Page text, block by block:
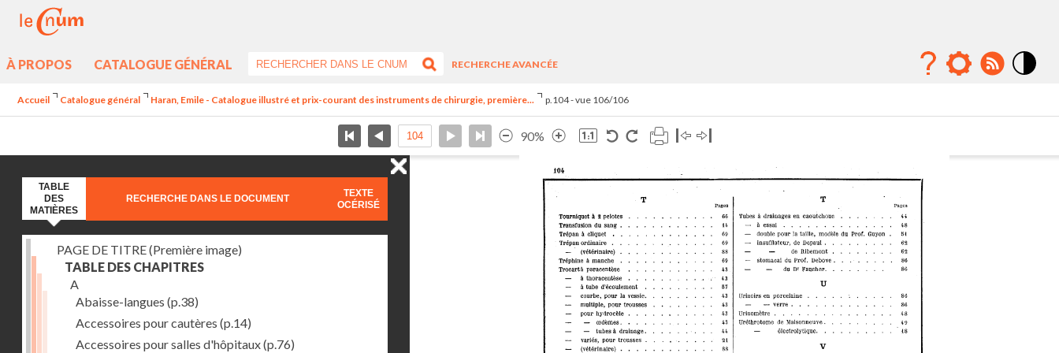
À PROPOS CATALOGUE GÉNÉRAL
RECHERCHE AVANCÉE
Accueil Catalogue général Haran, Emile - Catalogue illustré et prix-courant des instruments de chirurgie, première... p.104 - vue 106/106
90%
TABLE
DES
MATIÈRES
RECHERCHE DANS LE DOCUMENT
TEXTE
OCÉRISÉ
PAGE DE TITRE (Première image)
TABLE DES CHAPITRES
A
Abaisse-langues (p.38)
Accessoires pour cautères (p.14)
Accessoires pour salles d'hôpitaux(p.76)